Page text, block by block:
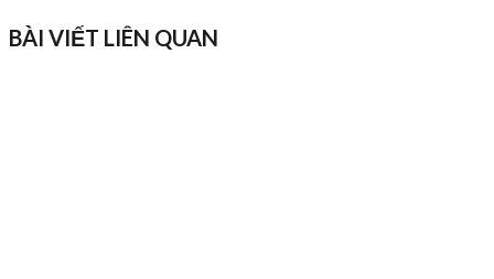
BÀI VIẾT LIÊN QUAN